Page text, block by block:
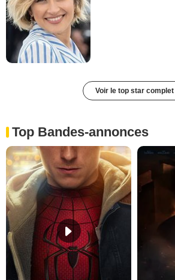
Voir le top star complet
Top Bandes-annonces